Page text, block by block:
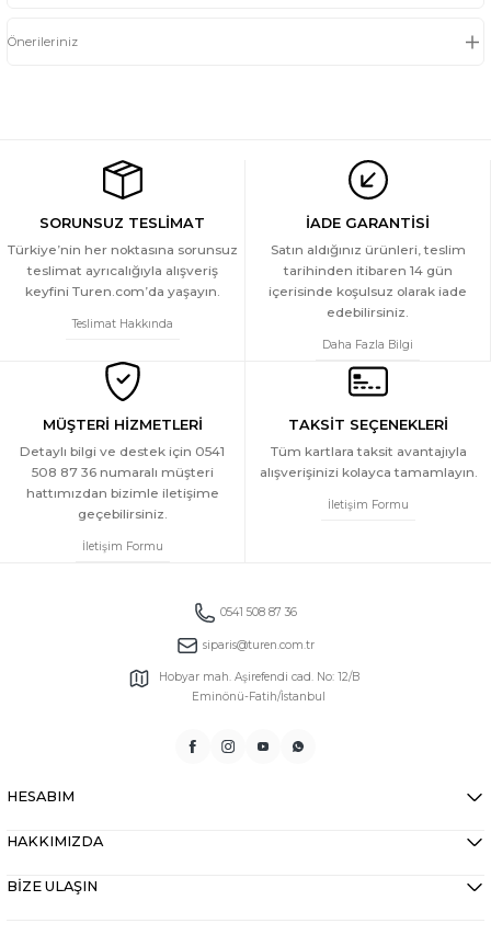
Önerileriniz
SORUNSUZ TESLİMAT
Türkiye’nin her noktasına sorunsuz
teslimat ayrıcalığıyla alışveriş
keyfini Turen.com’da yaşayın.
Teslimat Hakkında
İADE GARANTİSİ
Satın aldığınız ürünleri, teslim
tarihinden itibaren 14 gün
içerisinde koşulsuz olarak iade
edebilirsiniz.
Daha Fazla Bilgi
MÜŞTERİ HİZMETLERİ
Detaylı bilgi ve destek için 0541
508 87 36 numaralı müşteri
hattımızdan bizimle iletişime
geçebilirsiniz.
İletişim Formu
TAKSİT SEÇENEKLERİ
Tüm kartlara taksit avantajıyla
alışverişinizi kolayca tamamlayın.
İletişim Formu
0541 508 87 36
siparis@turen.com.tr
Hobyar mah. Aşirefendi cad. No: 12/B
Eminönü-Fatih/İstanbul
HESABIM
HAKKIMIZDA
BİZE ULAŞIN